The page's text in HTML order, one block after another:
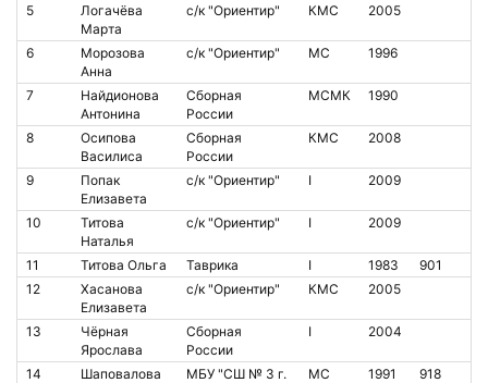
5
Логачёва
Марта
с/к "Ориентир" КМС 2005
6
Морозова
Анна
с/к "Ориентир" МС 1996
7
Найдионова
Антонина
Сборная
России
МСМК 1990
8
Осипова
Василиса
Сборная
России
КМС 2008
9
Попак
Елизавета
с/к "Ориентир" I 2009
10
Титова
Наталья
с/к "Ориентир" I 2009
11 Титова Ольга Таврика I 1983
901
12
Хасанова
Елизавета
с/к "Ориентир" КМС 2005
13
Чёрная
Ярослава
Сборная
России
I 2004
14
Шаповалова
МБУ "СШ № 3 г.
МС 1991 918